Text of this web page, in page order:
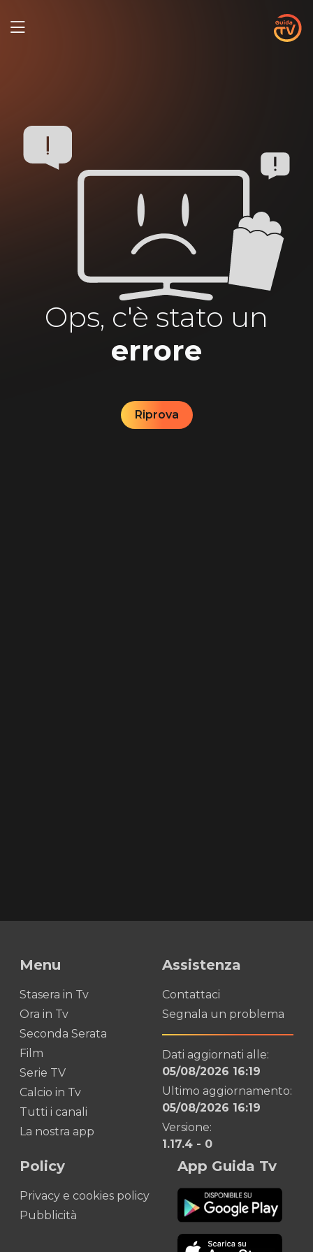
Ops, c'è stato un
errore
Riprova
Menu
Stasera in Tv
Ora in Tv
Seconda Serata
Film
Serie TV
Calcio in Tv
Tutti i canali
La nostra app
Assistenza
Contattaci
Segnala un problema
Dati aggiornati alle:
05/08/2026 16:19
Ultimo aggiornamento:
05/08/2026 16:19
Versione:
1.17.4 - 0
Policy
Privacy e cookies policy
Pubblicità
App Guida Tv